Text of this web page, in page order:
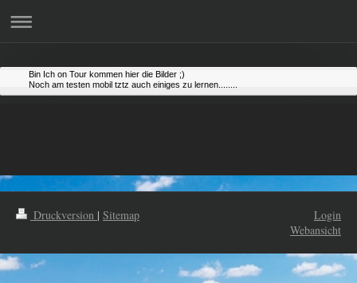
Bin Ich on Tour kommen hier die Bilder ;)
Noch am testen mobil tztz auch einiges zu lernen........
Druckversion | Sitemap
Login
Webansicht